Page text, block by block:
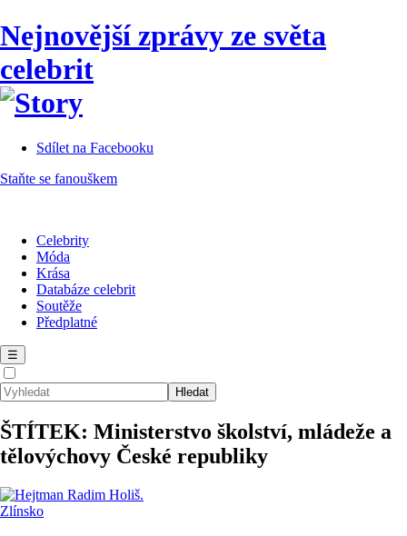
Nejnovější zprávy ze světa
celebrit
Sdílet na Facebooku
Staňte se fanouškem
Celebrity
Móda
Krása
Databáze celebrit
Soutěže
Předplatné
☰
ŠTÍTEK: Ministerstvo školství, mládeže a
tělovýchovy České republiky
Zlínsko